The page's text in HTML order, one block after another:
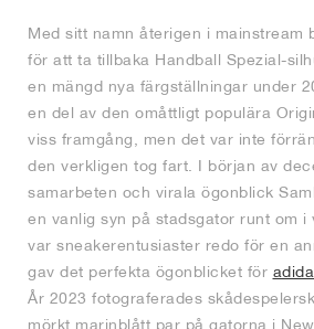
Med sitt namn återigen i mainstream
för att ta tillbaka Handball Spezial-
en mängd nya färgställningar under
en del av den omåttligt populära
viss framgång, men det var inte
den verkligen tog fart. I början av
samarbeten och virala ögonblick
en vanlig syn på stadsgator runt om i
var sneakerentusiaster redo för en
gav det perfekta ögonblicket för
År 2023 fotograferades
mörkt marinblått par på gatorna i